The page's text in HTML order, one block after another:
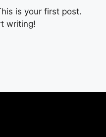
is your first post.
writing!